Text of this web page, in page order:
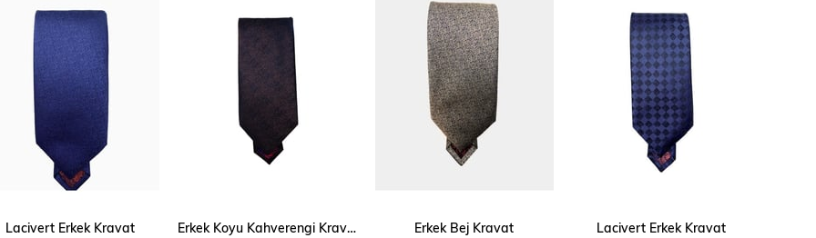
ADD TO CART
Lacivert Erkek Kravat
ADD TO CART
Erkek Koyu Kahverengi Kravat
ADD TO CART
Erkek Bej Kravat
ADD TO CART
Lacivert Erkek Kravat